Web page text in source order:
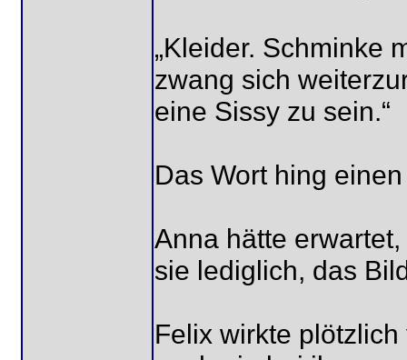
„Kleider. Schminke
zwang sich
eine Sissy zu sein.“
Das Wort hing
Anna hätte
sie lediglich, das
Felix wirkte